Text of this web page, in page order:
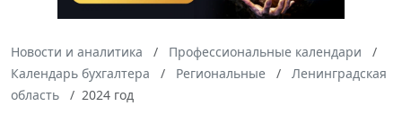
Новости и аналитика
Профессиональные календари
Календарь бухгалтера
Региональные
Ленинградская
область
2024 год